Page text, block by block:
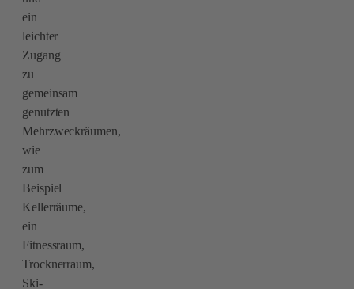
ein
leichter
Zugang
zu
gemeinsam
genutzten
Mehrzweckräumen,
wie
zum
Beispiel
Kellerräume,
ein
Fitnessraum,
Trocknerraum,
Ski-